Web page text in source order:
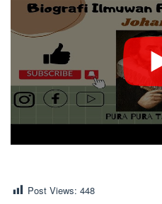
Post Views: 448